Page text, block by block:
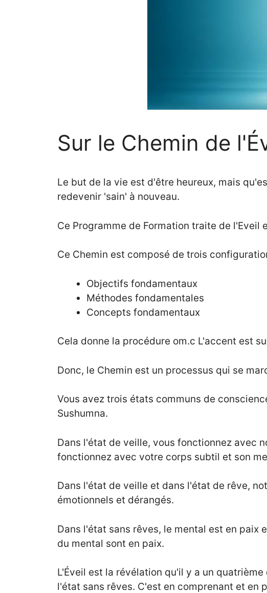
Sur le Chemin de
Le but de la vie est d'être heureux, mais
redevenir 'sain' à nouveau.
Ce Programme de Formation traite de l'Eveil
Ce Chemin est composé de trois
Objectifs fondamentaux
Méthodes fondamentales
Concepts fondamentaux
Cela donne la procédure om.c L'accent est
Donc, le Chemin est un processus qui se
Vous avez trois états communs de
Sushumna.
Dans l'état de veille, vous fonctionnez avec
fonctionnez avec votre corps subtil et son
Dans l'état de veille et dans l'état de rêve,
émotionnels et dérangés.
Dans l'état sans rêves, le mental est en paix
du mental sont en paix.
L'Éveil est la révélation qu'il y a un
l'état sans rêves. C'est en comprenant et